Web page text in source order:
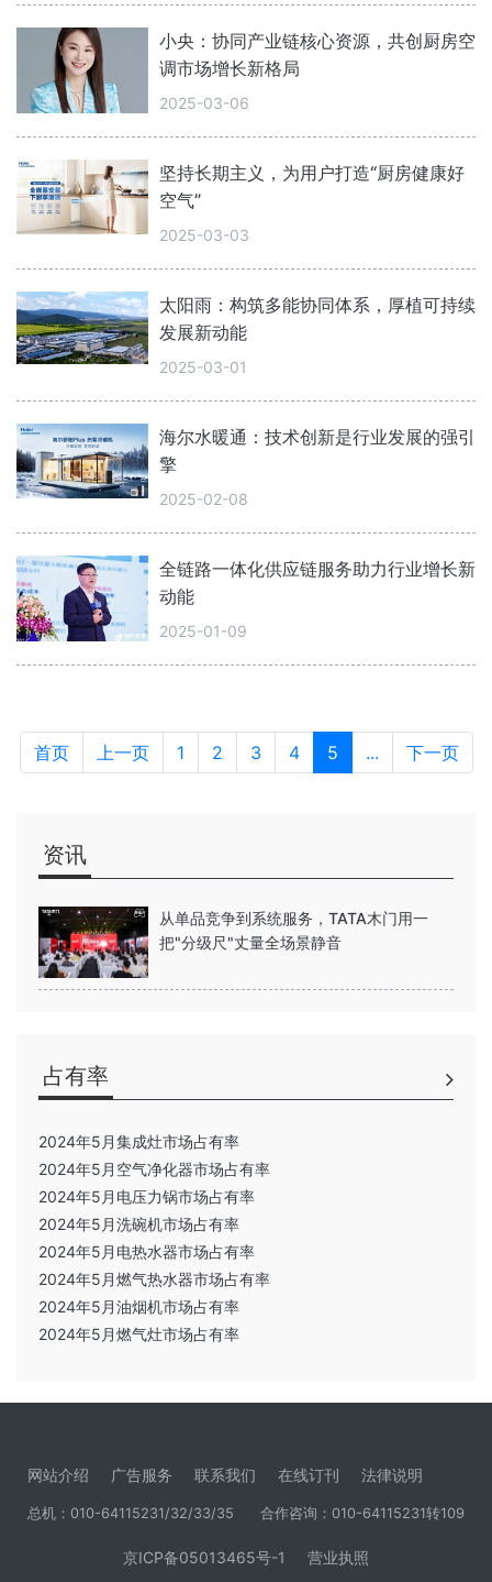
小央：协同产业链核心资源，共创厨房空
调市场增长新格局
2025-03-06
坚持长期主义，为用户打造“厨房健康好
空气”
2025-03-03
太阳雨：构筑多能协同体系，厚植可持续
发展新动能
2025-03-01
海尔水暖通：技术创新是行业发展的强引
擎
2025-02-08
全链路一体化供应链服务助力行业增长新
动能
2025-01-09
首页 上一页 1 2 3 4 5 ... 下一页
资讯
从单品竞争到系统服务，TATA木门用一
把"分级尺"丈量全场景静音
占有率
2024年5月集成灶市场占有率
2024年5月空气净化器市场占有率
2024年5月电压力锅市场占有率
2024年5月洗碗机市场占有率
2024年5月电热水器市场占有率
2024年5月燃气热水器市场占有率
2024年5月油烟机市场占有率
2024年5月燃气灶市场占有率
网站介绍 广告服务 联系我们 在线订刊 法律说明
总机：010-64115231/32/33/35 合作咨询：010-64115231转109
京ICP备05013465号-1 营业执照